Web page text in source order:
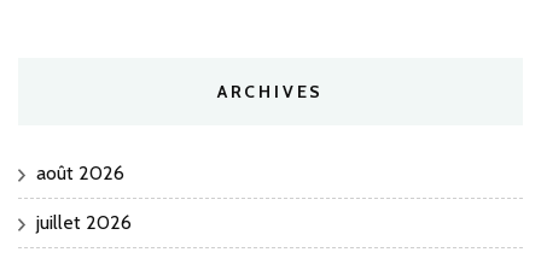
ARCHIVES
août 2026
juillet 2026